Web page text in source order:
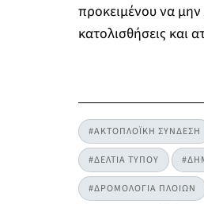
προκειμένου να
κατολισθήσεις και
#ΑΚΤΟΠΛΟΪΚΗ ΣΥΝΔΕΣΗ
#ΔΕΛΤΙΑ ΤΥΠΟΥ
#ΔΡΟΜΟΛΟΓΙΑ ΠΛΟΙΩΝ